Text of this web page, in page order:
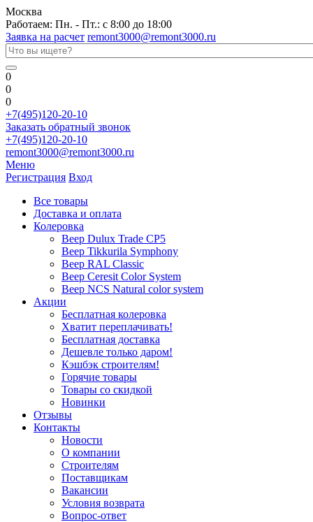
Москва
Работаем: Пн. - Пт.: с 8:00 до 18:00
Заявка на расчет remont3000@remont3000.ru
0
0
0
+7(495)120-20-10
Заказать обратный звонок
+7(495)120-20-10
remont3000@remont3000.ru
Меню
Регистрация Вход
Все товары
Доставка и оплата
Колеровка
Веер Dulux Trade CP5
Веер Tikkurila Symphony
Веер RAL Classic
Веер Ceresit Color System
Веер NCS Natural color system
Акции
Бесплатная колеровка
Хватит переплачивать!
Бесплатная доставка
Дешевле только даром!
Кэшбэк строителям!
Горячие товары
Товары со скидкой
Новинки
Отзывы
Контакты
Новости
О компании
Строителям
Поставщикам
Вакансии
Условия возврата
Вопрос-ответ